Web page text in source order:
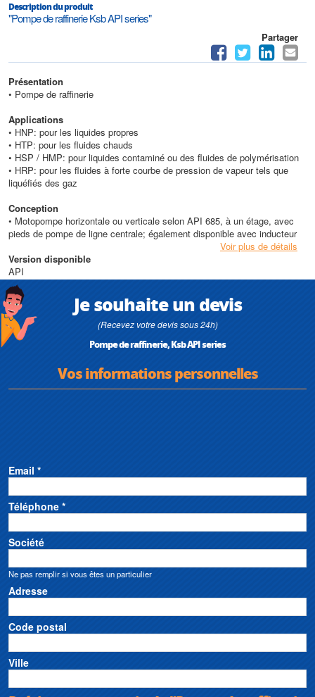
Description du produit
"Pompe de raffinerie Ksb API series"
Partager
Présentation
• Pompe de raffinerie
Applications
• HNP: pour les liquides propres
• HTP: pour les fluides chauds
• HSP / HMP: pour liquides contaminé ou des fluides de polymérisation
• HRP: pour les fluides à forte courbe de pression de vapeur tels que
liquéfiés des gaz
Conception
• Motopompe horizontale ou verticale selon API 685, à un étage, avec
pieds de pompe de ligne centrale; également disponible avec inducteur
Voir plus de détails
Version disponible
API
Je souhaite un devis
(Recevez votre devis sous 24h)
Pompe de raffinerie, Ksb API series
Vos informations personnelles
Email *
Téléphone *
Société
Ne pas remplir si vous êtes un particulier
Adresse
Code postal
Ville